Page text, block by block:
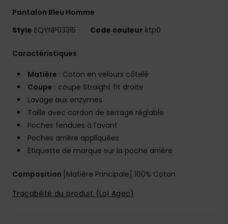
Pantalon Bleu Homme
Style EQYNP03315 Code couleur ktp0
Caractéristiques
Matière : Coton en velours côtelé
Coupe : coupe Straight fit droite
Lavage aux enzymes
Taille avec cordon de serrage réglable
Poches fendues à l'avant
Poches arrière appliquées
Étiquette de marque sur la poche arrière
Composition [Matière Principale] 100% Coton
Traçabilité du produit (Loi Agec)